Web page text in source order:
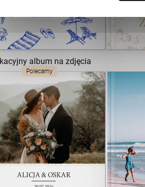
album na zdjęcia
Polecamy
ZOBACZ SZABLON